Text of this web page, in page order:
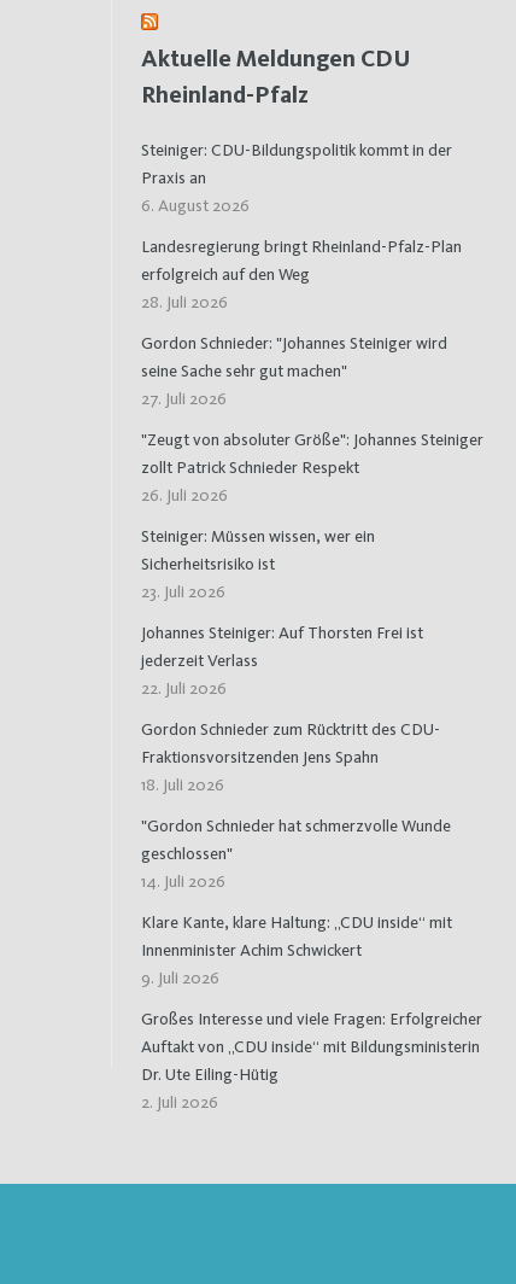
Aktuelle Meldungen CDU
Rheinland-Pfalz
Steiniger: CDU-Bildungspolitik kommt in der
Praxis an
6. August 2026
Landesregierung bringt Rheinland-Pfalz-Plan
erfolgreich auf den Weg
28. Juli 2026
Gordon Schnieder: "Johannes Steiniger wird
seine Sache sehr gut machen"
27. Juli 2026
"Zeugt von absoluter Größe": Johannes Steiniger
zollt Patrick Schnieder Respekt
26. Juli 2026
Steiniger: Müssen wissen, wer ein
Sicherheitsrisiko ist
23. Juli 2026
Johannes Steiniger: Auf Thorsten Frei ist
jederzeit Verlass
22. Juli 2026
Gordon Schnieder zum Rücktritt des CDU-
Fraktionsvorsitzenden Jens Spahn
18. Juli 2026
"Gordon Schnieder hat schmerzvolle Wunde
geschlossen"
14. Juli 2026
Klare Kante, klare Haltung: „CDU inside“ mit
Innenminister Achim Schwickert
9. Juli 2026
Großes Interesse und viele Fragen: Erfolgreicher
Auftakt von „CDU inside“ mit Bildungsministerin
Dr. Ute Eiling-Hütig
2. Juli 2026